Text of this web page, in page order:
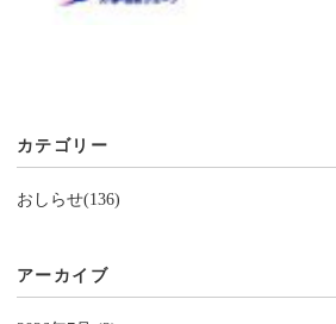
カテゴリー
おしらせ(136)
アーカイブ